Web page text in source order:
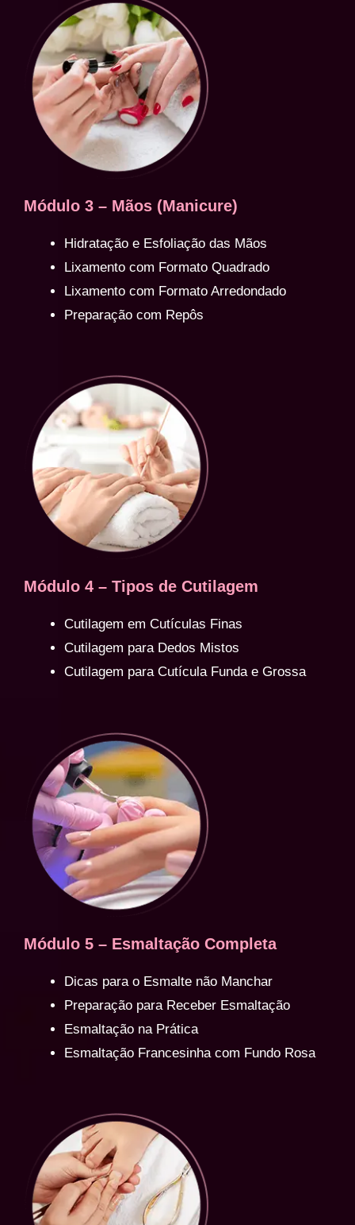
Módulo 3 – Mãos (Manicure)
Hidratação e Esfoliação das Mãos
Lixamento com Formato Quadrado
Lixamento com Formato Arredondado
Preparação com Repôs
Módulo 4 – Tipos de Cutilagem
Cutilagem em Cutículas Finas
Cutilagem para Dedos Mistos
Cutilagem para Cutícula Funda e Grossa
Módulo 5 – Esmaltação Completa
Dicas para o Esmalte não Manchar
Preparação para Receber Esmaltação
Esmaltação na Prática
Esmaltação Francesinha com Fundo Rosa